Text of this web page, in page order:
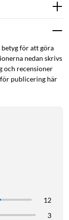
betyg för att göra
nedan skrivs
och recensioner
för publicering här
12
3